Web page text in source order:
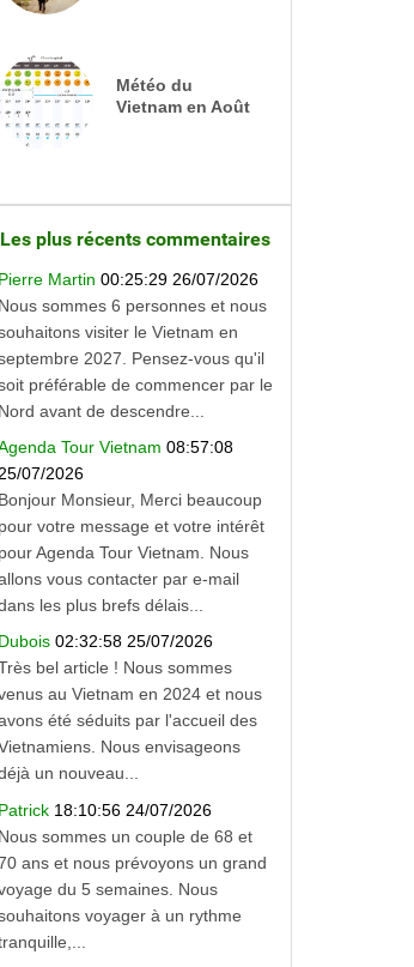
Météo du
Vietnam en Août
Les plus récents commentaires
Pierre Martin 00:25:29 26/07/2026
Nous sommes 6 personnes et nous
visiter le Vietnam en
2027. Pensez-vous qu'il
préférable de commencer par le
Nord avant de descendre...
Tour Vietnam 08:57:08
25/07/2026
Bonjour Monsieur, Merci beaucoup
pour votre message et votre intérêt
pour Agenda Tour Vietnam. Nous
vous contacter par e-mail
les plus brefs délais...
Dubois 02:32:58 25/07/2026
bel article ! Nous sommes
au Vietnam en 2024 et nous
été séduits par l'accueil des
Nous envisageons
un nouveau...
Patrick 18:10:56 24/07/2026
Nous sommes un couple de 68 et
ans et nous prévoyons un grand
du 5 semaines. Nous
voyager à un rythme